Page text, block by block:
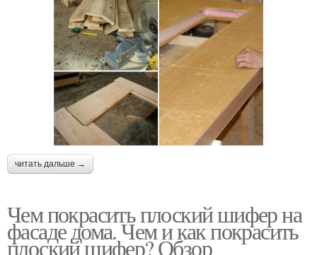
читать дальше →
Чем покрасить плоский шифер на
фасаде дома. Чем и как покрасить
плоский шифер? Обзор